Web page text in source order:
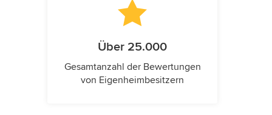
Über 25.000
Gesamtanzahl der Bewertungen
von Eigenheimbesitzern